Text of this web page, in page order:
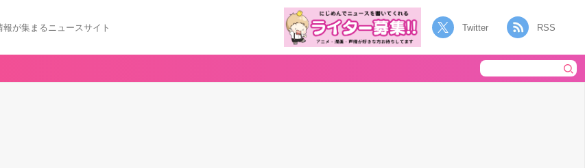
が集まるニュースサイト Twitter RSS